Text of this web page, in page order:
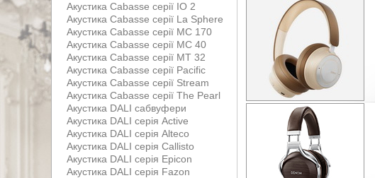
Акустика Cabasse серії IO 2
Акустика Cabasse серії La Sphere
Акустика Cabasse серії MC 170
Акустика Cabasse серії MC 40
Акустика Cabasse серії MT 32
Акустика Cabasse серії Pacific
Акустика Cabasse серії Stream
Акустика Cabasse серії The Pearl
Акустика DALI сабвуфери
Акустика DALI серія Active
Акустика DALI серія Alteco
Акустика DALI серія Callisto
Акустика DALI серія Epicon
Акустика DALI серія Fazon